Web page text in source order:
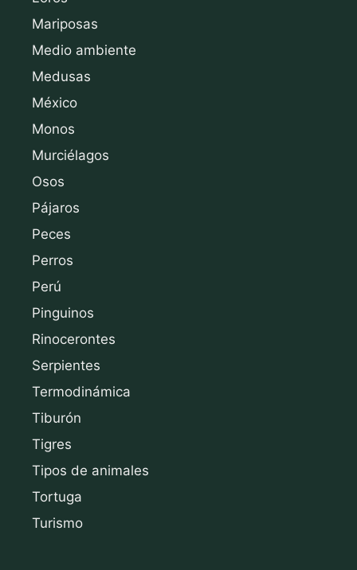
Mariposas
Medio ambiente
Medusas
México
Monos
Murciélagos
Osos
Pájaros
Peces
Perros
Perú
Pinguinos
Rinocerontes
Serpientes
Termodinámica
Tiburón
Tigres
Tipos de animales
Tortuga
Turismo